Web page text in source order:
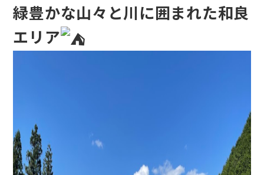
緑豊かな山々と川に囲まれた和良
エリア